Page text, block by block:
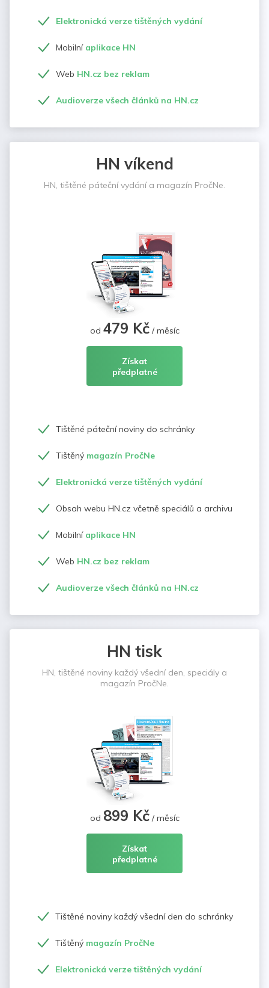
Elektronická verze tištěných vydání
Mobilní aplikace HN
Web HN.cz bez reklam
Audioverze všech článků na HN.cz
HN víkend
HN, tištěné páteční vydání a magazín PročNe.
od 479 Kč/ měsíc
Získat
předplatné
Tištěné páteční noviny do schránky
Tištěný magazín PročNe
Elektronická verze tištěných vydání
Obsah webu HN.cz včetně speciálů a archivu
Mobilní aplikace HN
Web HN.cz bez reklam
Audioverze všech článků na HN.cz
HN tisk
HN, tištěné noviny každý všední den, speciály a
magazín PročNe.
od 899 Kč/ měsíc
Získat
předplatné
Tištěné noviny každý všední den do schránky
Tištěný magazín PročNe
Elektronická verze tištěných vydání